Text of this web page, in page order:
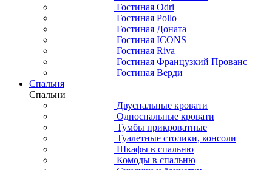
Гостиная Odri
Гостиная Pollo
Гостиная Доната
Гостиная ICONS
Гостиная Riva
Гостиная Французкий Прованс
Гостиная Верди
Спальня
Спальни
Двуспальные кровати
Односпальные кровати
Тумбы прикроватные
Туалетные столики, консоли
Шкафы в спальню
Комоды в спальню